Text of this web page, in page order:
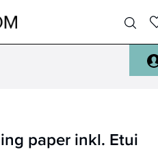
Haare
paper inkl. Etui